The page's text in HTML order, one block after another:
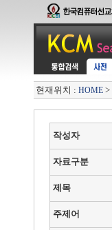
현재위치 : HOME >
작성자
자료구분
제목
주제어